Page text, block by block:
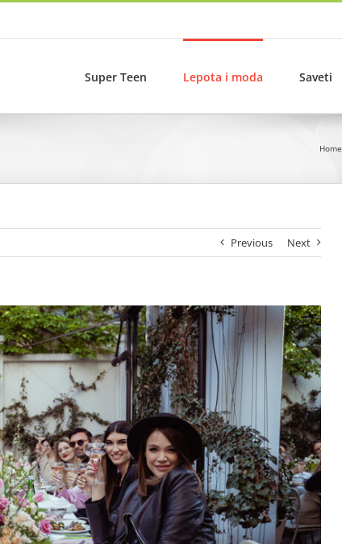
Super Teen Lepota i moda Saveti
Home
Previous Next